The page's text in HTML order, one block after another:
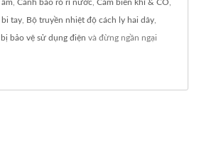
Cảnh báo rò rỉ nước Cảm biến khí & CO
bi tay Bộ truyền nhiệt độ cách ly hai dây
bảo vệ sử dụng điện và đừng ngần ngại